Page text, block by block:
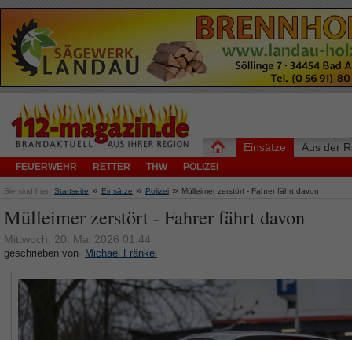
Einsätze
FEUERWEHR RETTER THW POLIZEI
Aus der
Sie sind hier: Startseite » Einsätze » Polizei » Mülleimer zerstört - Fahrer fährt davon
Mülleimer zerstört - Fahrer fährt davon
Mittwoch, 20. Mai 2026 01:44
geschrieben von Michael Fränkel